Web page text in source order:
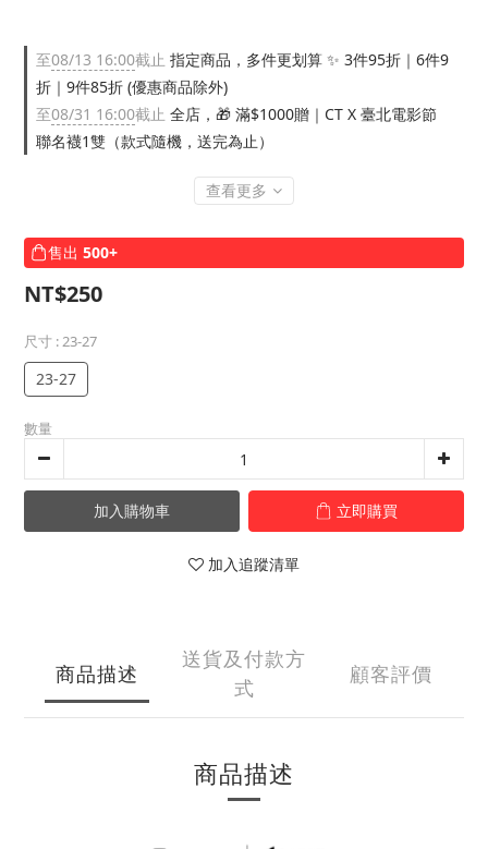
至08/13 16:00截止 指定商品，多件更划算 ✨ 3件95折｜6件9
折｜9件85折 (優惠商品除外)
至08/31 16:00截止 全店，🎁 滿$1000贈｜CT X 臺北電影節
聯名襪1雙（款式隨機，送完為止）
查看更多
售出 500+
NT$250
尺寸 : 23-27
23-27
數量
加入購物車 立即購買
加入追蹤清單
商品描述
送貨及付款方
式
顧客評價
商品描述